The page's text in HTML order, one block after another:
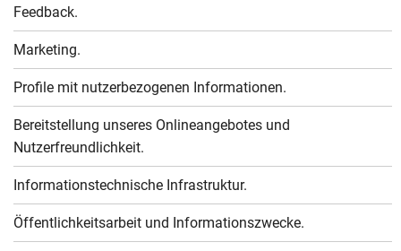
Feedback.
Marketing.
Profile mit nutzerbezogenen Informationen.
Bereitstellung unseres Onlineangebotes und
Nutzerfreundlichkeit.
Informationstechnische Infrastruktur.
Öffentlichkeitsarbeit und Informationszwecke.